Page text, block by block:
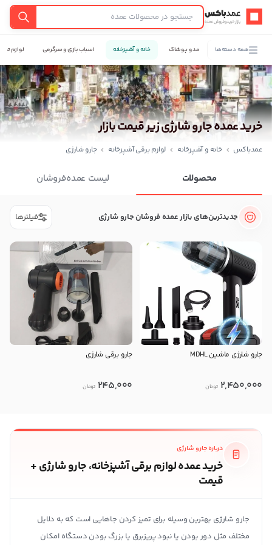
عمدباکس — بازگشت به صفحه اصلی
جستجو
همه دسته‌ها مد و پوشاک خانه و آشپزخانه اسباب بازی و سرگرمی لوازم
خرید عمده جارو شارژی زیر قیمت بازار
عمدباکس خانه و آشپزخانه لوازم برقی آشپزخانه جارو شارژی
محصولات لیست عمده‌فروشان
جدیدترین‌های بازار عمده فروشان جارو شارژی فیلترها
جارو شارژی ماشین MDHL
2,450,000 تومان
جارو برقی شارژی
245,000 تومان
درباره جارو شارژی
خرید عمده لوازم برقی آشپزخانه، جارو شارژی +
قیمت
جارو شارژی بهترین وسیله برای تمیز کردن جاهایی است که به دلایل
مختلف مثل دور بودن یا نبود پریزبرق یا بزرگ بودن دستگاه امکان